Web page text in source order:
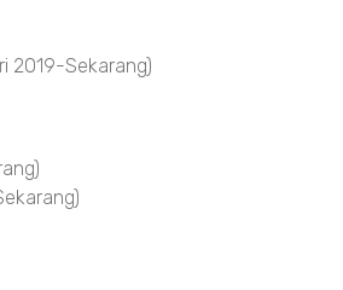
2019-Sekarang)